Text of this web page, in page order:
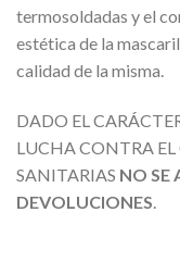
termosoldadas y el
estética de la
calidad de la misma.
DADO EL
LUCHA CONTRA
SANITARIAS NO SE
DEVOLUCIONES